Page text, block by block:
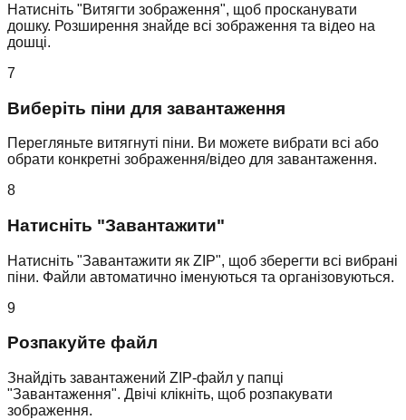
Натисніть "Витягти зображення", щоб просканувати
дошку. Розширення знайде всі зображення та відео на
дошці.
7
Виберіть піни для завантаження
Перегляньте витягнуті піни. Ви можете вибрати всі або
обрати конкретні зображення/відео для завантаження.
8
Натисніть "Завантажити"
Натисніть "Завантажити як ZIP", щоб зберегти всі вибрані
піни. Файли автоматично іменуються та організовуються.
9
Розпакуйте файл
Знайдіть завантажений ZIP-файл у папці
"Завантаження". Двічі клікніть, щоб розпакувати
зображення.